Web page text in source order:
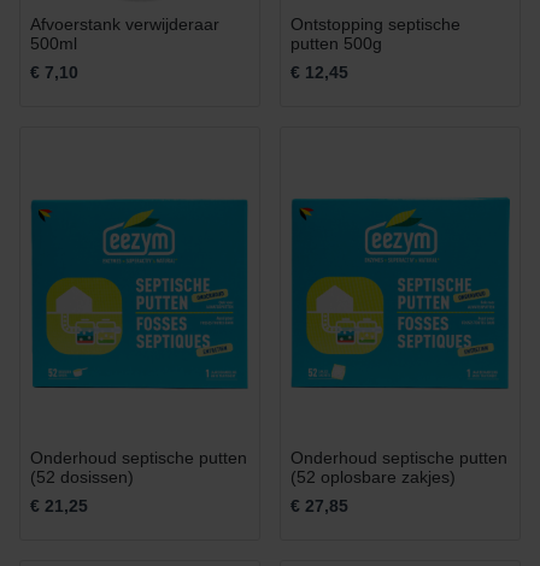
Afvoerstank verwijderaar
500ml
€ 7,10
Ontstopping septische
putten 500g
€ 12,45
Onderhoud septische putten
(52 dosissen)
€ 21,25
Onderhoud septische putten
(52 oplosbare zakjes)
€ 27,85